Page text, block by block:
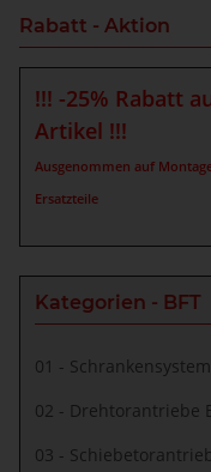
Rabatt - Aktion
!!! -25% Rabatt
Artikel !!!
Ausgenommen auf
Ersatzteile
Kategorien - BFT
01 -
02 - Drehtorantriebe
03 -